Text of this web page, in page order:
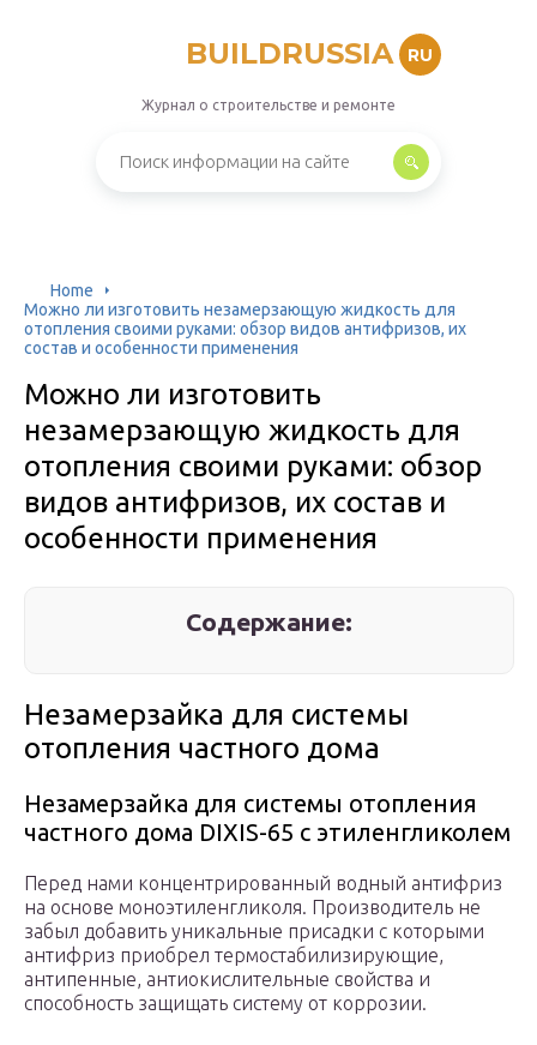
BUILDRUSSIA RU
Журнал о строительстве и ремонте
Home
Можно ли изготовить незамерзающую жидкость для
отопления своими руками: обзор видов антифризов, их
состав и особенности применения
Можно ли изготовить
незамерзающую жидкость для
отопления своими руками: обзор
видов антифризов, их состав и
особенности применения
Содержание:
Незамерзайка для системы
отопления частного дома
Незамерзайка для системы отопления
частного дома DIXIS-65 с этиленгликолем
Перед нами концентрированный водный антифриз
на основе моноэтиленгликоля. Производитель не
забыл добавить уникальные присадки с которыми
антифриз приобрел термостабилизирующие,
антипенные, антиокислительные свойства и
способность защищать систему от коррозии.